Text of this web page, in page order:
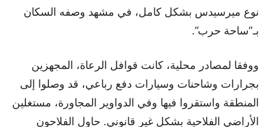
نوع ميرسيدس بشكل كامل، في مشهد وصفه السكان
بـ”ساحة حرب”.
ووفقا لمصادر محلية، كانت قوافل الرعاة، المجهزين
بجرارات وشاحنات وسيارات دفع رباعي، قد وصلوا إلى
المنطقة واستقروا فيها وفي الدواوير المجاورة، مستغلين
الأراضي الفلاحية بشكل غير قانوني. حاول الفلاحون